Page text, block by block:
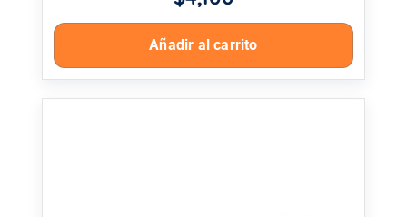
Añadir al carrito